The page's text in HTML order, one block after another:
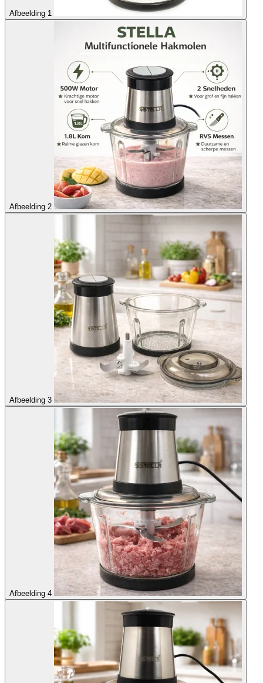
Afbeelding 1
Afbeelding 2
Afbeelding 3
Afbeelding 4